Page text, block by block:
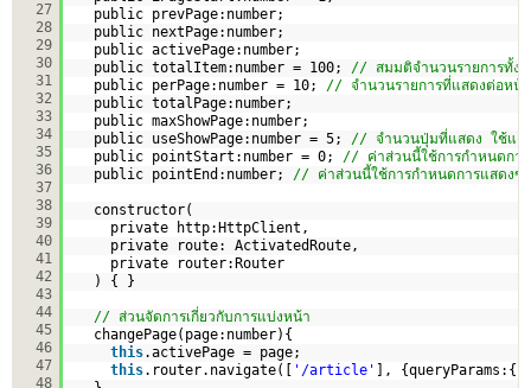
27
28
29
30
31
32
33
34
35
36
37
38
39
40
41
42
43
44
45
46
47
48
public prevPage:number;
public nextPage:number;
public activePage:number;
public totalItem:number = 100; // สมมติจำนวนรายการทั้ง
public perPage:number = 10; // จำนวนรายการที่แสดงต่อหน้า
public totalPage:number;
public maxShowPage:number;
public useShowPage:number = 5; // จำนวนปุ่มที่แสดง ใช้แค่
public pointStart:number = 0; // ค่าส่วนนี้ใช้การกำหนดกา
public pointEnd:number; // ค่าส่วนนี้ใช้การกำหนดการแสดงข้
constructor(
private http:HttpClient,
private route: ActivatedRoute,
private router:Router
) { }
// ส่วนจัดการเกี่ยวกับการแบ่งหน้า
changePage(page:number){
this.activePage = page;
this.router.navigate([ '/article' ],